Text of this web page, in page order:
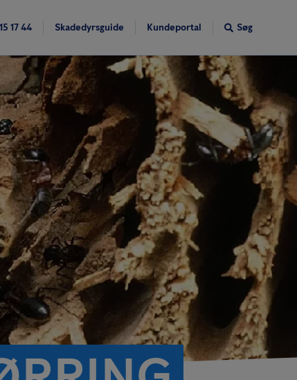
17 44 Skadedyrsguide Kundeportal Søg